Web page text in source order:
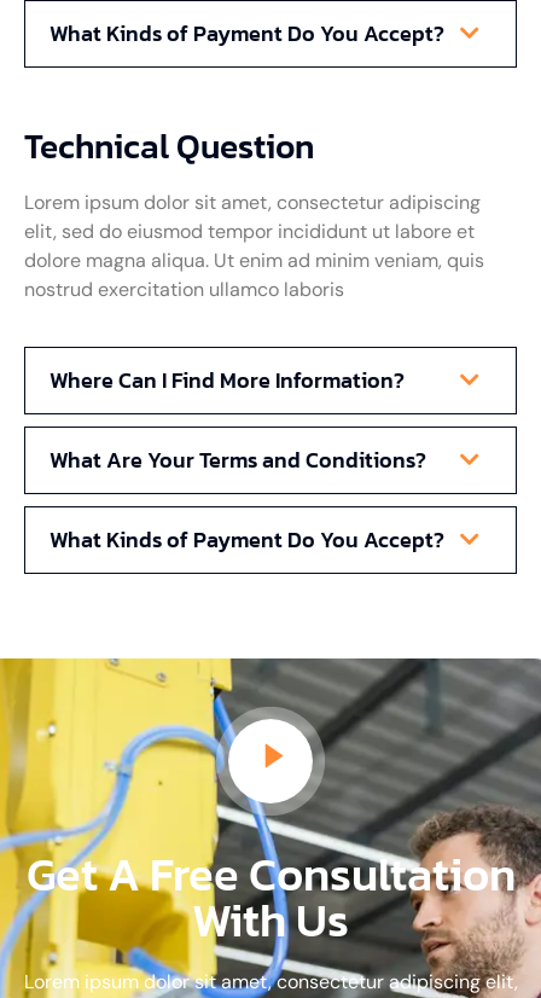
Technical Question
Lorem ipsum dolor sit amet, consectetur adipiscing
elit, sed do eiusmod tempor incididunt ut labore et
dolore magna aliqua. Ut enim ad minim veniam, quis
nostrud exercitation ullamco laboris
Where Can I Find More Information?
What Are Your Terms and Conditions?
What Kinds of Payment Do You Accept?
What Kinds of Payment Do You Accept?
Get A Free Consultation
With Us
Lorem ipsum dolor sit amet, consectetur adipiscing elit,